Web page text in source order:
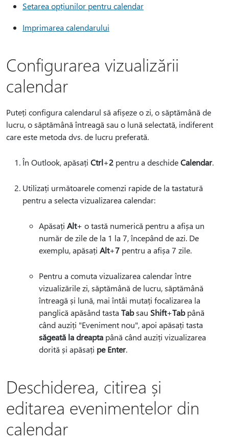
Setarea opțiunilor pentru calendar
Imprimarea calendarului
Configurarea vizualizării
calendar
Puteți configura calendarul să afișeze o zi, o săptămână de
lucru, o săptămână întreagă sau o lună selectată, indiferent
care este metoda dvs. de lucru preferată.
În Outlook, apăsați Ctrl+2 pentru a deschideCalendar.
Utilizați următoarele comenzi rapide de la tastatură
pentru a selecta vizualizarea calendar:
Apăsați Alt+ o tastă numerică pentru a afișa un
număr de zile de la 1 la 7, începând de azi. De
exemplu, apăsați Alt+7 pentru a afișa 7 zile.
Pentru a comuta vizualizarea calendar între
vizualizările zi, săptămână de lucru, săptămână
întreagă și lună, mai întâi mutați focalizarea la
panglică apăsând tasta Tabsau Shift+Tabpână
când auziți "Eveniment nou", apoi apăsați tasta
săgeată la dreapta până când auziți vizualizarea
dorită și apăsați pe Enter.
Deschiderea, citirea și
editarea evenimentelor din
calendar